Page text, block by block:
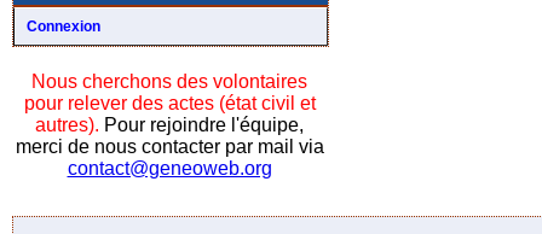
Connexion
Nous cherchons des volontaires
pour relever des actes (état civil et
autres). Pour rejoindre l'équipe,
merci de nous contacter par mail via
contact@geneoweb.org